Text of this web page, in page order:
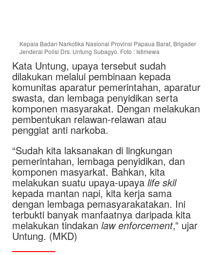
Kepala Badan Narkotika Nasional Provinsi Papaua Barat, Brigader
Jenderal Polisi Drs. Untung Subagyo. Foto : Istimewa
Kata Untung, upaya tersebut sudah
dilakukan melalui pembinaan kepada
komunitas aparatur pemerintahan, aparatur
swasta, dan lembaga penyidikan serta
komponen masyarakat. Dengan melakukan
pembentukan relawan-relawan atau
penggiat anti narkoba.
“Sudah kita laksanakan di lingkungan
pemerintahan, lembaga penyidikan, dan
komponen masyarkat. Bahkan, kita
melakukan suatu upaya-upaya life skil
kepada mantan napi, kita kerja sama
dengan lembaga pemasyarakatakan. Ini
terbukti banyak manfaatnya daripada kita
melakukan tindakan law enforcement,” ujar
Untung. (MKD)